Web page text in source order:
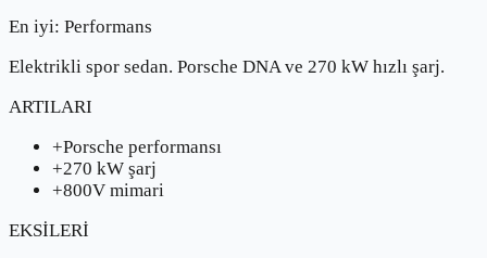
En iyi: Performans
Elektrikli spor sedan. Porsche DNA ve 270 kW hızlı şarj.
ARTILARI
+Porsche performansı
+270 kW şarj
+800V mimari
EKSİLERİ